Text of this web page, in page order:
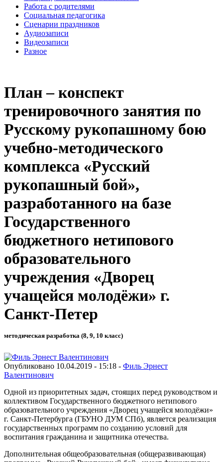
Работа с родителями
Социальная педагогика
Сценарии праздников
Аудиозаписи
Видеозаписи
Разное
План – конспект
тренировочного занятия по
Русскому рукопашному бою
учебно-методического
комплекса «Русский
рукопашный бой»,
разработанного на базе
Государственного
бюджетного нетипового
образовательного
учреждения «Дворец
учащейся молодёжи» г.
Санкт-Петер
методическая разработка (8, 9, 10 класс)
Опубликовано 10.04.2019 - 15:18 - Филь Эрнест
Валентинович
Одной из приоритетных задач, стоящих перед руководством и
коллективом Государственного бюджетного нетипового
образовательного учреждения «Дворец учащейся молодёжи»
г. Санкт-Петербурга (ГБУНО ДУМ СПб), является реализация
государственных программ по созданию условий для
воспитания гражданина и защитника отечества.
Дополнительная общеобразовательная (общеразвивающая)